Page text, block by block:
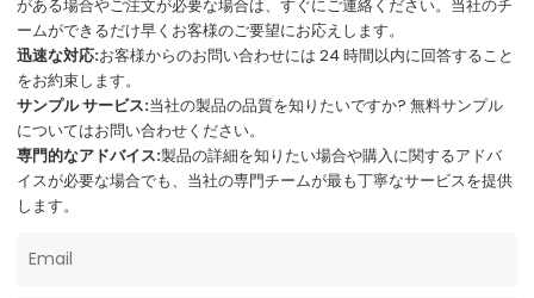
がある場合やご注文が必要な場合は、すぐにご連絡ください。当社のチ
ームができるだけ早くお客様のご要望にお応えします。
迅速な対応:お客様からのお問い合わせには 24 時間以内に回答すること
をお約束します。
サンプル サービス:当社の製品の品質を知りたいですか? 無料サンプル
についてはお問い合わせください。
専門的なアドバイス:製品の詳細を知りたい場合や購入に関するアドバ
イスが必要な場合でも、当社の専門チームが最も丁寧なサービスを提供
します。